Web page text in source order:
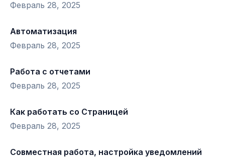
Февраль 28, 2025
Автоматизация
Февраль 28, 2025
Работа с отчетами
Февраль 28, 2025
Как работать со Страницей
Февраль 28, 2025
Совместная работа, настройка уведомлений